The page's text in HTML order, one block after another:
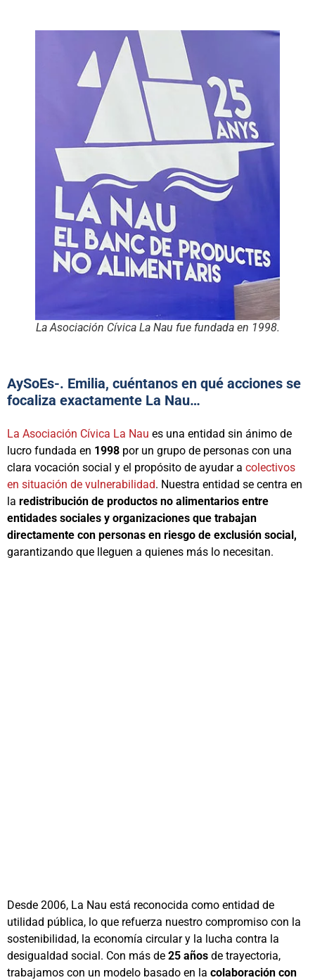
La Asociación Cívica La Nau fue fundada en 1998.
AySoEs-. Emilia, cuéntanos en qué acciones se
focaliza exactamente La Nau…
La Asociación Cívica La Nau es una entidad sin ánimo de
lucro fundada en 1998 por un grupo de personas con una
clara vocación social y el propósito de ayudar a colectivos
en situación de vulnerabilidad. Nuestra entidad se centra en
la redistribución de productos no alimentarios entre
entidades sociales y organizaciones que trabajan
directamente con personas en riesgo de exclusión social,
garantizando que lleguen a quienes más lo necesitan.
Desde 2006, La Nau está reconocida como entidad de
utilidad pública, lo que refuerza nuestro compromiso con la
sostenibilidad, la economía circular y la lucha contra la
desigualdad social. Con más de 25 años de trayectoria,
trabajamos con un modelo basado en la colaboración con